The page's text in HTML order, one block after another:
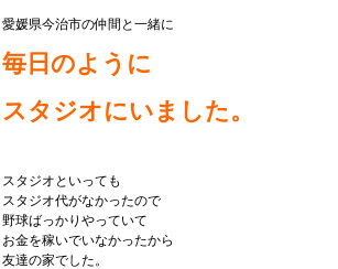
愛媛県今治市の仲間と一緒に
毎日のように
スタジオにいました。
スタジオといっても
スタジオ代がなかったので
野球ばっかりやっていて
お金を稼いでいなかったから
友達の家でした。